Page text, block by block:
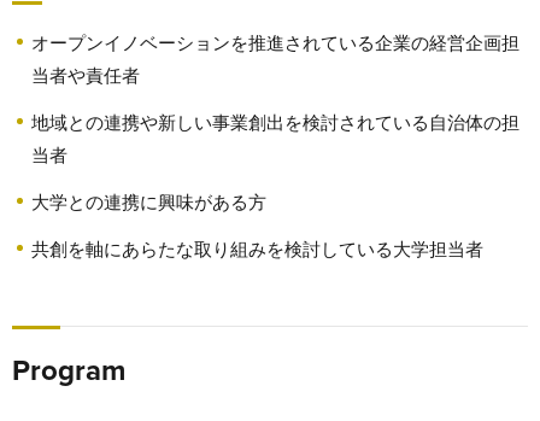
オープンイノベーションを推進されている企業の経営企画担
当者や責任者
地域との連携や新しい事業創出を検討されている自治体の担
当者
大学との連携に興味がある方
共創を軸にあらたな取り組みを検討している大学担当者
Program